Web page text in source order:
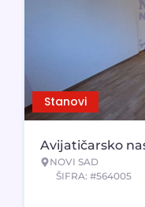
Stanovi
Avijatičarsko
NOVI SAD
ŠIFRA: #564005